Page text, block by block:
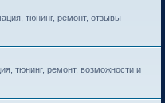
тюнинг, ремонт, отзывы
тюнинг, ремонт, возможности и